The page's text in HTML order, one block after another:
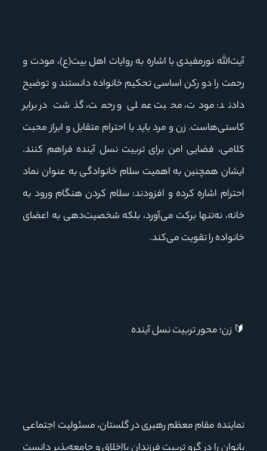
آیت‌الله نورمفیدی با اشاره به روایات اهل بیت(ع)، مودت و
رحمت را دو رکن اساسی تحکیم خانواده دانستند و توضیح
دادند: مودت، محبت عملی و رحمت، گذشت در برابر
کاستی‌هاست. زن و مرد باید با احترام متقابل و ابراز محبت
کلامی، فضایی امن برای تربیت نسل آینده فراهم کنند.
ایشان همچنین به اهمیت سلام خانوادگی به عنوان نماد
احترام اشاره کرده و افزودند: سلام کردن هنگام ورود به
خانه، نه‌تنها برکت می‌آورد، بلکه شخصیت‌دهی به اعضای
خانواده را تقویت می‌کند.
🔰 زن؛ محور تربیت نسل آینده
نماینده مقام معظم رهبری در گلستان، مسئولیت اجتماعی